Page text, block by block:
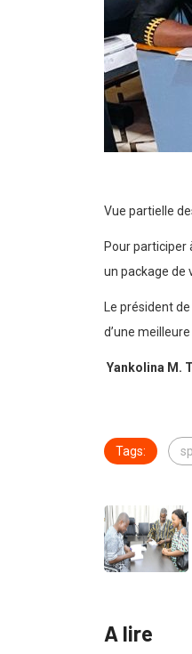
Vue partielle
Pour participer
un package de
Le président
d’une
Yankolina M.
Tags:
A lire